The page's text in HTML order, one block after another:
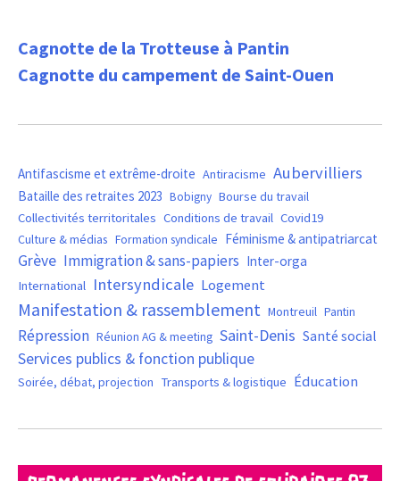
Cagnotte de la Trotteuse à Pantin
Cagnotte du campement de Saint-Ouen
Antifascisme et extrême-droite Antiracisme Aubervilliers
Bataille des retraites 2023 Bobigny Bourse du travail
Collectivités territoritales Conditions de travail Covid19
Culture & médias Formation syndicale Féminisme & antipatriarcat
Grève Immigration & sans-papiers Inter-orga
International Intersyndicale Logement
Manifestation & rassemblement Montreuil Pantin
Répression Réunion AG & meeting Saint-Denis Santé social
Services publics & fonction publique
Soirée, débat, projection Transports & logistique Éducation